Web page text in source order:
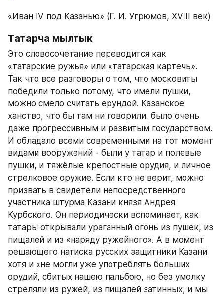
«Иван IV под Казанью» (Г. И. Угрюмов, XVIII век)
Татарча мылтык
Это словосочетание переводится как
«татарские ружья» или «татарская картечь».
Так что все разговоры о том, что московиты
победили только потому, что имели пушки,
можно смело считать ерундой. Казанское
ханство, что бы там ни говорили, было очень
даже прогрессивным и развитым государством.
И обладало всеми современными на тот момент
видами вооружений - были у татар и полевые
пушки, и тяжёлые крепостные орудия, и личное
стрелковое оружие. Если кто не верит, можно
призвать в свидетели непосредственного
участника штурма Казани князя Андрея
Курбского. Он периодически вспоминает, как
татары открывали ураганный огонь из пушек, из
пищалей и из «наряду ружейного». А в момент
решающего натиска русских защитники Казани
хотя и «не могли уже употреблять больших
орудий, сбитых нашею пальбою, но без умолку
стреляли из ружей, из пищалей затинных, и мы